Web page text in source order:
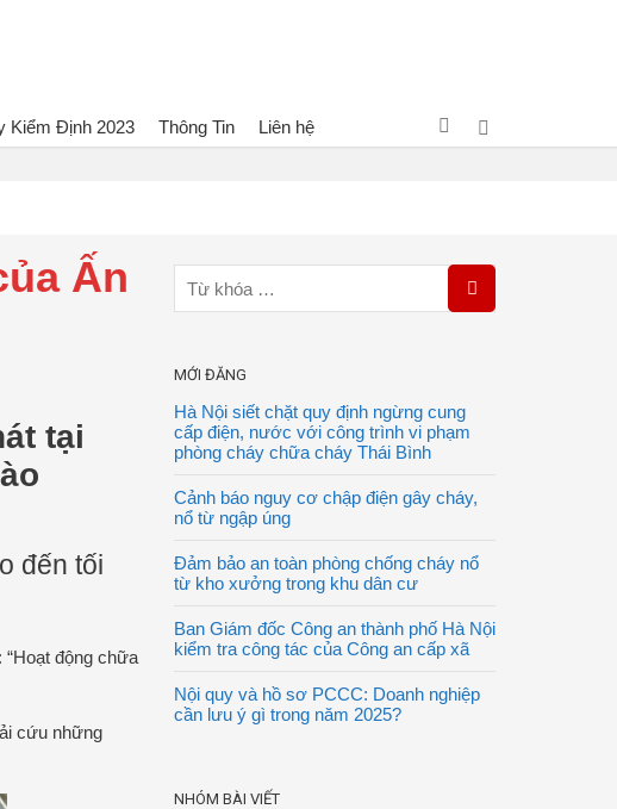
Kiểm Định 2023 Thông Tin Liên hệ
dữ dội tòa nhà tại thủ đô New Delhi của Ấn Độ, ít nhất 27 người thiệt mạng
Ấn
tại
đến tối
động chữa
cứu những
MỚI ĐĂNG
Hà Nội siết chặt quy định ngừng cung
cấp điện, nước với công trình vi phạm
phòng cháy chữa cháy Thái Bình
Cảnh báo nguy cơ chập điện gây cháy,
nổ từ ngập úng
Đảm bảo an toàn phòng chống cháy nổ
từ kho xưởng trong khu dân cư
Ban Giám đốc Công an thành phố Hà Nội
kiểm tra công tác của Công an cấp xã
Nội quy và hồ sơ PCCC: Doanh nghiệp
cần lưu ý gì trong năm 2025?
NHÓM BÀI VIẾT